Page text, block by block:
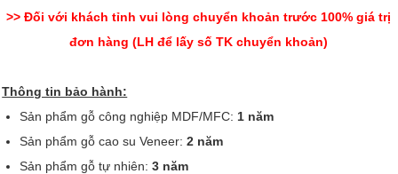
>> Đối với khách tỉnh vui lòng chuyển khoản trước 100% giá trị
đơn hàng (LH để lấy số TK chuyển khoản)
Thông tin bảo hành:
Sản phẩm gỗ công nghiệp MDF/MFC: 1 năm
Sản phẩm gỗ cao su Veneer:2 năm
Sản phẩm gỗ tự nhiên:3 năm